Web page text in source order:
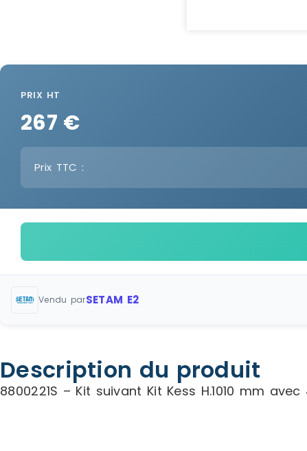
PRIX HT
267 €
Prix TTC :
Vendu parSETAM E2
Description du produit
8800221S – Kit suivant Kit Kess H.1010 mm